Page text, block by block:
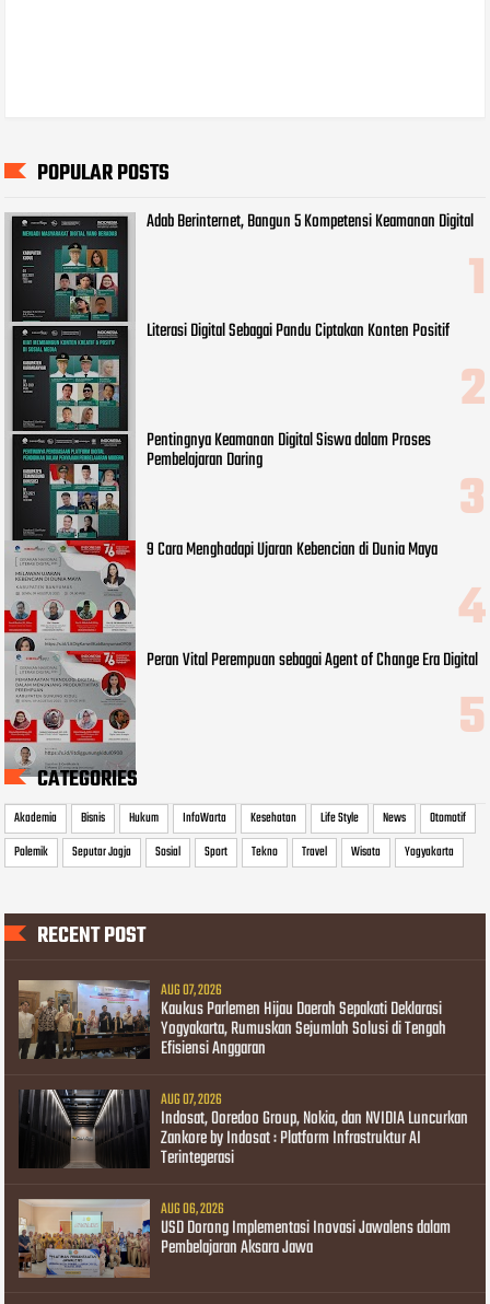
POPULAR POSTS
Adab Berinternet, Bangun 5 Kompetensi Keamanan Digital
Literasi Digital Sebagai Pandu Ciptakan Konten Positif
Pentingnya Keamanan Digital Siswa dalam Proses
Pembelajaran Daring
9 Cara Menghadapi Ujaran Kebencian di Dunia Maya
Peran Vital Perempuan sebagai Agent of Change Era Digital
CATEGORIES
Akademia Bisnis Hukum InfoWarta Kesehatan Life Style News
Otomotif
Polemik
Seputar Jogja Sosial Sport Tekno Travel Wisata Yogyakarta
RECENT POST
AUG 07, 2026
Kaukus Parlemen Hijau Daerah Sepakati Deklarasi
Yogyakarta, Rumuskan Sejumlah Solusi di Tengah
Efisiensi Anggaran
AUG 07, 2026
Indosat, Ooredoo Group, Nokia, dan NVIDIA Luncurkan
Zankore by Indosat : Platform Infrastruktur AI
Terintegerasi
AUG 06, 2026
USD Dorong Implementasi Inovasi Jawalens dalam
Pembelajaran Aksara Jawa